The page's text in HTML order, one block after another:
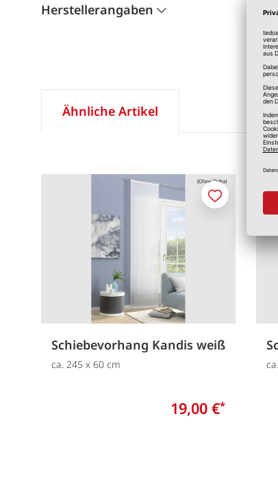
Herstellerangaben
Ähnliche Artikel
Schiebevorhang Kandis weiß
ca. 245 x 60 cm
19,00 €*
Merken